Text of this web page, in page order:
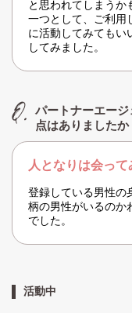
と思われてしまうか
一つとして、ご利用
に活動してみてもい
してみました。
パートナーエー
点はありましたか
人となりは会っ
登録している男性の
柄の男性がいるのか
でした。
活動中